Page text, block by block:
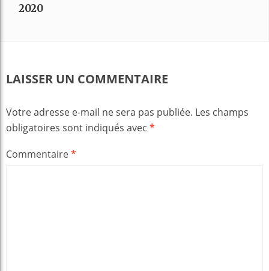
2020
LAISSER UN COMMENTAIRE
Votre adresse e-mail ne sera pas publiée. Les champs
obligatoires sont indiqués avec *
Commentaire*